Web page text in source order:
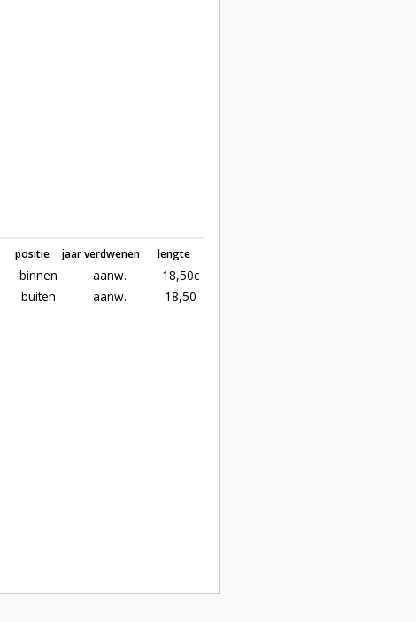
positie jaar verdwenen lengte
binnen aanw.
18,50c
buiten aanw. 18,50